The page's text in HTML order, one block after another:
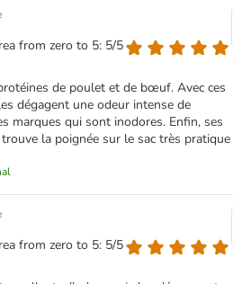
from zero to 5: 5/5
de poulet et de bœuf. Avec ces
dégagent une odeur intense de
marques qui sont inodores. Enfin, ses
la poignée sur le sac très pratique
from zero to 5: 5/5